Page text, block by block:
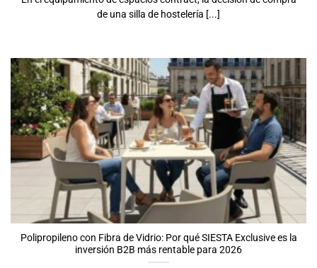
de una silla de hostelería [...]
Polipropileno con Fibra de Vidrio: Por qué SIESTA Exclusive es la
inversión B2B más rentable para 2026